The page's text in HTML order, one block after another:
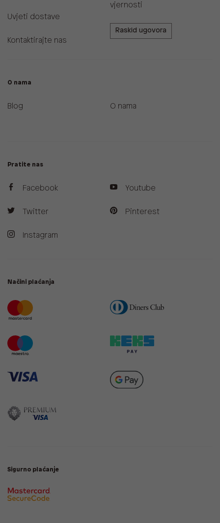
Uvjeti dostave
Kontaktirajte nas
vjernosti
Raskid ugovora
O nama
Blog O nama
Pratite nas
Facebook
Twitter
Instagram
Youtube
Pinterest
Načini plaćanja
Sigurno plaćanje